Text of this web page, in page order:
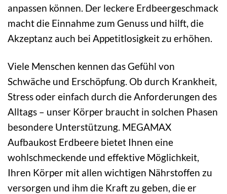
anpassen können. Der leckere Erdbeergeschmack
macht die Einnahme zum Genuss und hilft, die
Akzeptanz auch bei Appetitlosigkeit zu erhöhen.
Viele Menschen kennen das Gefühl von
Schwäche und Erschöpfung. Ob durch Krankheit,
Stress oder einfach durch die Anforderungen des
Alltags – unser Körper braucht in solchen Phasen
besondere Unterstützung. MEGAMAX
Aufbaukost Erdbeere bietet Ihnen eine
wohlschmeckende und effektive Möglichkeit,
Ihren Körper mit allen wichtigen Nährstoffen zu
versorgen und ihm die Kraft zu geben, die er